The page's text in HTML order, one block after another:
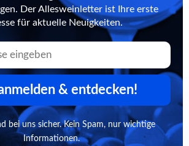
Der Allesweinletter ist Ihre erste
für aktuelle Neuigkeiten.
& entdecken!
bei uns sicher. Kein Spam, nur wichtige
Informationen.